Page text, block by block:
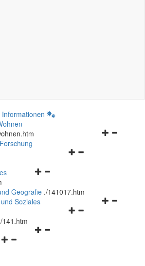
Navigationsmenü
Navigationsmenü
und
schließen
Geografie ./141017.htm
Navigationsmenü
Soziales
Navigationsmenü
/141.htm
Navigationsmenü